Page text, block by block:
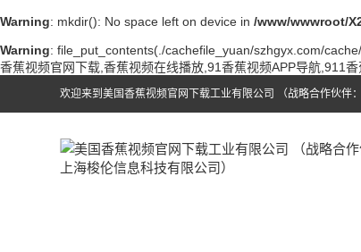
Warning: mkdir(): No space left on device in /www/wwwroot/
Warning: file_put_contents(./cachefile_yuan/szhgyx.com/
香蕉视频官网下载,香蕉视频在线播放,91香蕉视频APP导航,911
欢迎来到美国香蕉视频官网下载工业有限公司 （战略合作伙伴